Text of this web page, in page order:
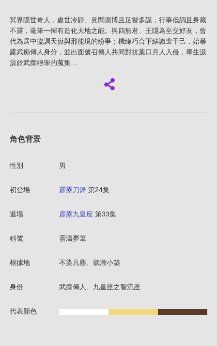
冥界隱世奇人，處世冷靜、見聞廣博且足智多謀，行事低調且身藏
不露，毫筆一揮有造化天地之能。與四無君、王隱為至交好友，曾
代為居中協調天嶽與邪能境的紛爭；機緣巧合下結識裴千己，始暴
露武痴傳人身分，並出面號召傳人共同對抗葉口月人入侵，畢生汲
汲於武痴絕學的蒐集…
角色背景
性別 男
初登場 霹靂刀鋒 第24集
退場 霹靂九皇座 第33集
稱號 雲濤夢筆
根據地 不染凡塵、聽潮小築
身份 武痴傳人、九皇座之智流座
代表顏色